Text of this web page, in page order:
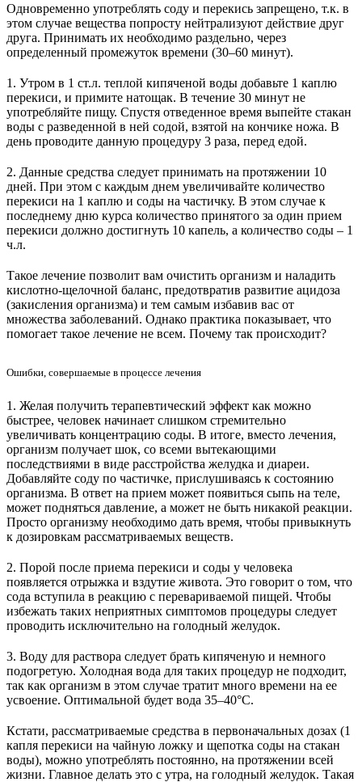
Одновременно употреблять соду и перекись запрещено, т.к. в
этом случае вещества попросту нейтрализуют действие друг
друга. Принимать их необходимо раздельно, через
определенный промежуток времени (30–60 минут).
1. Утром в 1 ст.л. теплой кипяченой воды добавьте 1 каплю
перекиси, и примите натощак. В течение 30 минут не
употребляйте пищу. Спустя отведенное время выпейте стакан
воды с разведенной в ней содой, взятой на кончике ножа. В
день проводите данную процедуру 3 раза, перед едой.
2. Данные средства следует принимать на протяжении 10
дней. При этом с каждым днем увеличивайте количество
перекиси на 1 каплю и соды на частичку. В этом случае к
последнему дню курса количество принятого за один прием
перекиси должно достигнуть 10 капель, а количество соды – 1
ч.л.
Такое лечение позволит вам очистить организм и наладить
кислотно-щелочной баланс, предотвратив развитие ацидоза
(закисления организма) и тем самым избавив вас от
множества заболеваний. Однако практика показывает, что
помогает такое лечение не всем. Почему так происходит?
Ошибки, совершаемые в процессе лечения
1. Желая получить терапевтический эффект как можно
быстрее, человек начинает слишком стремительно
увеличивать концентрацию соды. В итоге, вместо лечения,
организм получает шок, со всеми вытекающими
последствиями в виде расстройства желудка и диареи.
Добавляйте соду по частичке, прислушиваясь к состоянию
организма. В ответ на прием может появиться сыпь на теле,
может подняться давление, а может не быть никакой реакции.
Просто организму необходимо дать время, чтобы привыкнуть
к дозировкам рассматриваемых веществ.
2. Порой после приема перекиси и соды у человека
появляется отрыжка и вздутие живота. Это говорит о том, что
сода вступила в реакцию с перевариваемой пищей. Чтобы
избежать таких неприятных симптомов процедуры следует
проводить исключительно на голодный желудок.
3. Воду для раствора следует брать кипяченую и немного
подогретую. Холодная вода для таких процедур не подходит,
так как организм в этом случае тратит много времени на ее
усвоение. Оптимальной будет вода 35–40°C.
Кстати, рассматриваемые средства в первоначальных дозах (1
капля перекиси на чайную ложку и щепотка соды на стакан
воды), можно употреблять постоянно, на протяжении всей
жизни. Главное делать это с утра, на голодный желудок. Такая